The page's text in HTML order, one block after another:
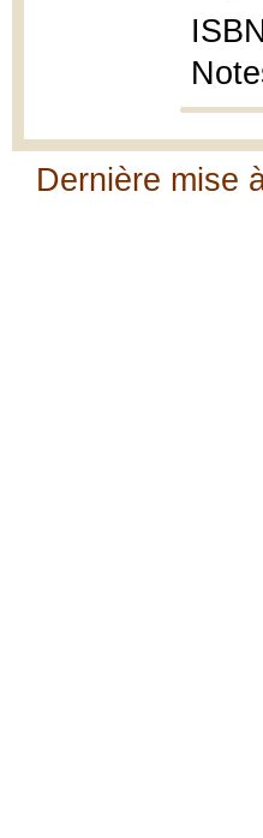
Dernière mise